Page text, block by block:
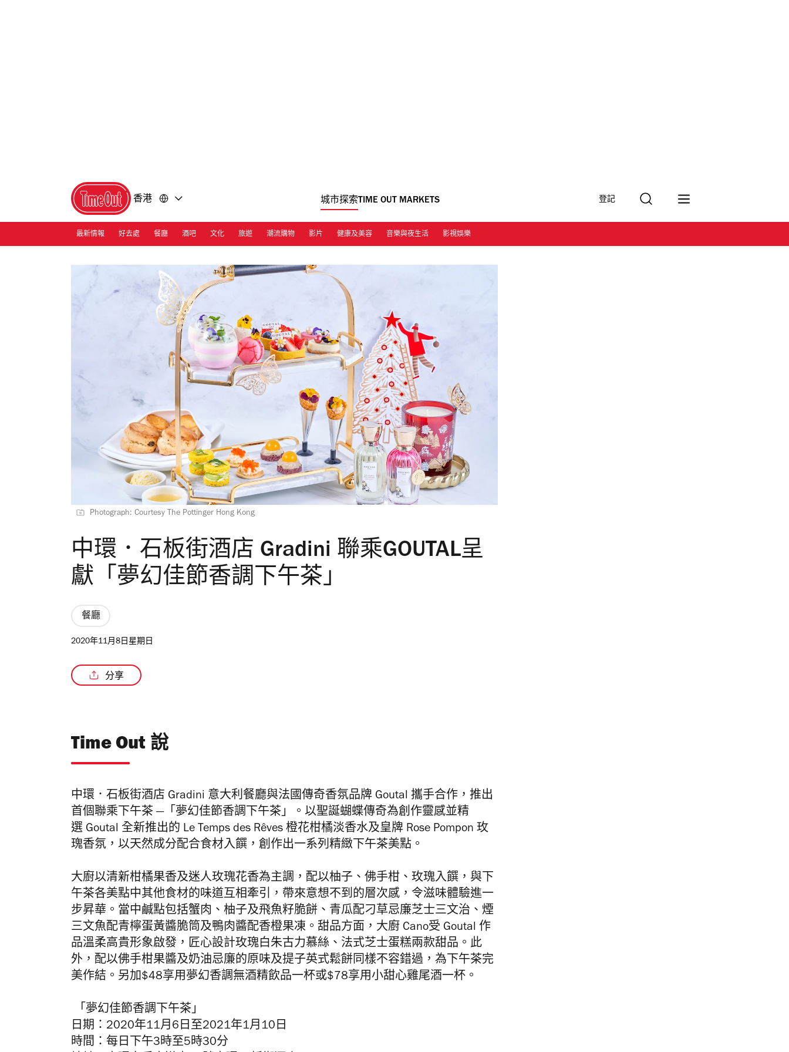
香港 城市探索TIME OUT MARKETS 登記
最新情報 好去處 餐廳 酒吧 文化 旅遊 潮流購物 影片 健康及美容 音樂與夜生活 影視娛樂
Photograph: Courtesy The Pottinger Hong Kong
中環．石板街酒店 Gradini 聯乘GOUTAL呈
獻「夢幻佳節香調下午茶」
餐廳
2020年11月8日星期日
分享
Time Out 說
中環．石板街酒店 Gradini 意大利餐廳與法國傳奇香氛品牌 Goutal 攜手合作，推出
首個聯乘下午茶 —「夢幻佳節香調下午茶」。以聖誕蝴蝶傳奇為創作靈感並精
選 Goutal 全新推出的 Le Temps des Rêves 橙花柑橘淡香水及皇牌 Rose Pompon 玫
瑰香氛，以天然成分配合食材入饌，創作出一系列精緻下午茶美點。
大廚以清新柑橘果香及迷人玫瑰花香為主調，配以柚子、佛手柑、 玫瑰入饌，與下
午茶各美點中其他食材的味道互相牽引， 帶來意想不到的層次感，令滋味體驗進一
步昇華。當中鹹點包括蟹肉、柚子及飛魚籽脆餅、青瓜配刁草忌廉芝士三文治、 煙
三文魚配青檸蛋黃醬脆筒及鴨肉醬配香橙果凍。甜品方面， 大廚 Cano受 Goutal 作
品溫柔高貴形象啟發，匠心設計玫瑰白朱古力慕絲、法式芝士蛋糕兩款甜品。此
外， 配以佛手柑果醬及奶油忌廉的原味及提子英式鬆餅同樣不容錯過，為下午茶完
美作結。另加$48享用夢幻香調無酒精飲品一杯或$78享用小甜心雞尾酒一杯。
「夢幻佳節香調下午茶」
日期：2020年11月6日至2021年1月10日
時間：每日下午3時至5時30分